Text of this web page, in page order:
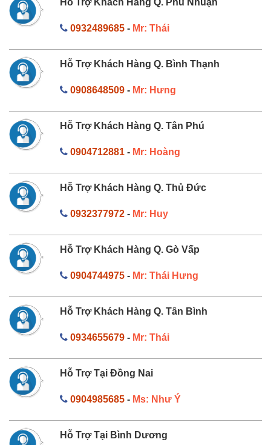
Hỗ Trợ Khách Hàng Q. Phú Nhuận
0932489685- Mr: Thái
Hỗ Trợ Khách Hàng Q. Bình Thạnh
0908648509- Mr: Hưng
Hỗ Trợ Khách Hàng Q. Tân Phú
0904712881- Mr: Hoàng
Hỗ Trợ Khách Hàng Q. Thủ Đức
0932377972- Mr: Huy
Hỗ Trợ Khách Hàng Q. Gò Vấp
0904744975- Mr: Thái Hưng
Hỗ Trợ Khách Hàng Q. Tân Bình
0934655679- Mr: Thái
Hỗ Trợ Tại Đồng Nai
0904985685- Ms: Như Ý
Hỗ Trợ Tại Bình Dương